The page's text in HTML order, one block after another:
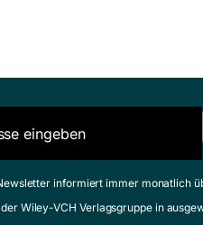
informiert immer monatlich
Wiley-VCH Verlagsgruppe in